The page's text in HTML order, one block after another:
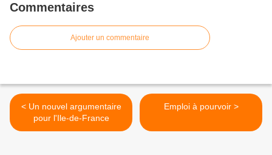
Commentaires
Ajouter un commentaire
< Un nouvel argumentaire
pour l'Ile-de-France
Emploi à pourvoir >